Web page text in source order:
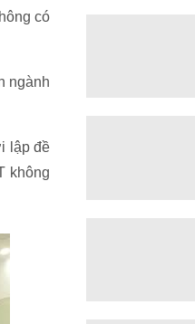
có
ngành
lập đề
không